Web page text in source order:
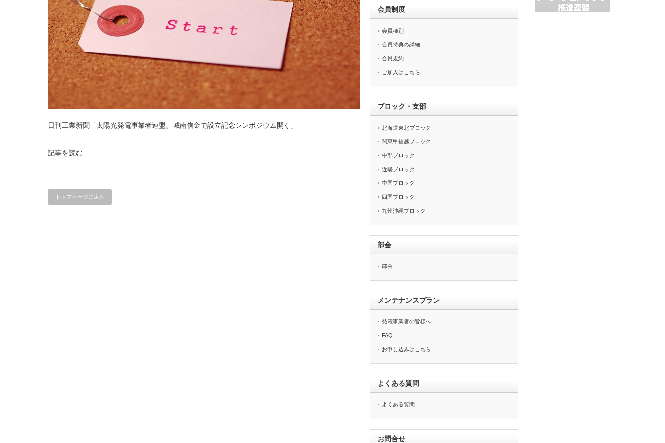
日刊工業新聞「太陽光発電事業者連盟、城南信金で設立記念シンポジウム開く」
記事を読む
トップページに戻る
会員制度
会員種別
会員特典の詳細
会員規約
ご加入はこちら
ブロック・支部
北海道東北ブロック
関東甲信越ブロック
中部ブロック
近畿ブロック
中国ブロック
四国ブロック
九州沖縄ブロック
部会
部会
メンテナンスプラン
発電事業者の皆様へ
FAQ
お申し込みはこちら
よくある質問
よくある質問
お問合せ